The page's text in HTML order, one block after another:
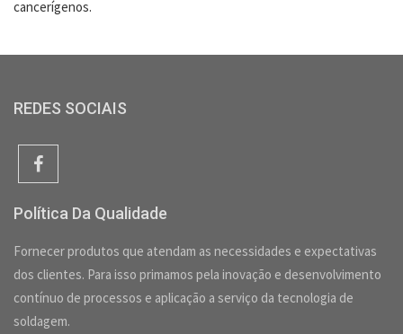
cancerígenos.
REDES SOCIAIS
Política Da Qualidade
Fornecer produtos que atendam as necessidades e expectativas
dos clientes. Para isso primamos pela inovação e desenvolvimento
contínuo de processos e aplicação a serviço da tecnologia de
soldagem.